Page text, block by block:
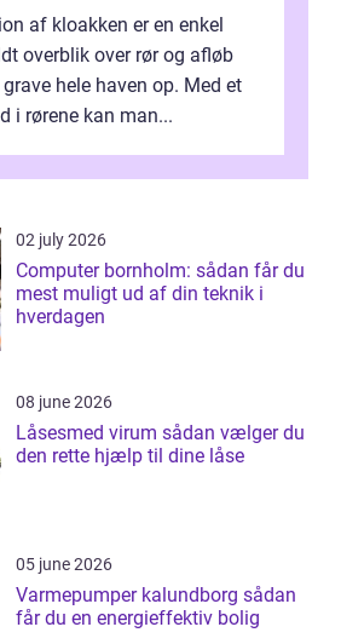
af kloakken er en enkel
overblik over rør og afløb
hele haven op. Med et
i rørene kan man...
02 july 2026
Computer bornholm: sådan får du
mest muligt ud af din teknik i
hverdagen
08 june 2026
Låsesmed virum sådan vælger du
den rette hjælp til dine låse
05 june 2026
Varmepumper kalundborg sådan
får du en energieffektiv bolig